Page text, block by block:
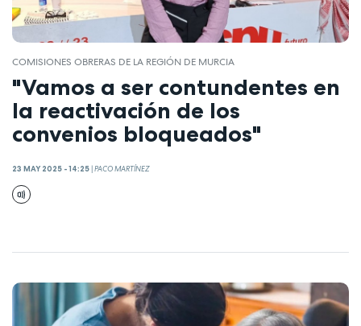
COMISIONES OBRERAS DE LA REGIÓN DE MURCIA
"Vamos a ser contundentes en
la reactivación de los
convenios bloqueados"
23 MAY 2025 - 14:25 PACO MARTÍNEZ